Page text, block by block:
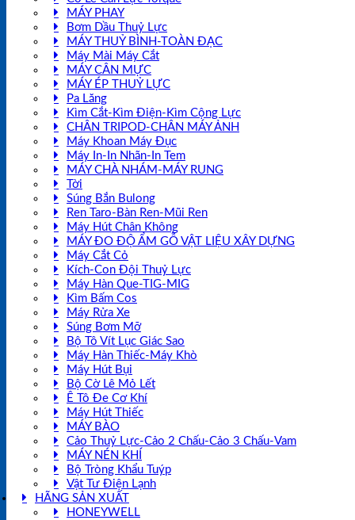
MÁY PHAY
Bơm Dầu Thuỷ Lực
MÁY THUỶ BÌNH-TOÀN ĐẠC
Máy Mài Máy Cắt
MÁY CÂN MỰC
MÁY ÉP THUỶ LỰC
Pa Lăng
Kìm Cắt-Kìm Điện-Kìm Cộng Lực
CHÂN TRIPOD-CHÂN MÁY ẢNH
Máy Khoan Máy Đục
Máy In-In Nhãn-In Tem
MÁY CHÀ NHÁM-MÁY RUNG
Tời
Súng Bắn Bulong
Ren Taro-Bàn Ren-Mũi Ren
Máy Hút Chân Không
MÁY ĐO ĐỘ ẨM GỖ VẬT LIỆU XÂY DỰNG
Máy Cắt Cỏ
Kích-Con Đội Thuỷ Lực
Máy Hàn Que-TIG-MIG
Kìm Bấm Cos
Máy Rửa Xe
Súng Bơm Mỡ
Bộ Tô Vít Lục Giác Sao
Máy Hàn Thiếc-Máy Khò
Máy Hút Bụi
Bộ Cờ Lê Mỏ Lết
Ê Tô Đe Cơ Khí
Máy Hút Thiếc
MÁY BÀO
Cảo Thuỷ Lực-Cảo 2 Chấu-Cảo 3 Chấu-Vam
MÁY NÉN KHÍ
Bộ Tròng Khẩu Tuýp
Vật Tư Điện Lạnh
HÃNG SẢN XUẤT
HONEYWELL